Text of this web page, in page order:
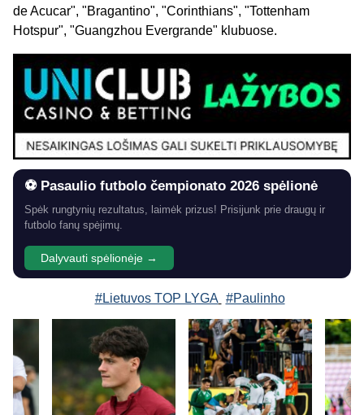
de Acucar", "Bragantino", "Corinthians", "Tottenham
Hotspur", "Guangzhou Evergrande" klubuose.
⚽ Pasaulio futbolo čempionato 2026 spėlionė
Spėk rungtynių rezultatus, laimėk prizus! Prisijunk prie draugų ir
futbolo fanų spėjimų.
Dalyvauti spėlionėje →
#Lietuvos TOP LYGA #Paulinho